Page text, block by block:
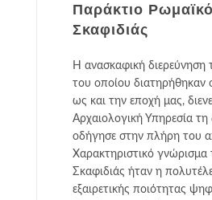
Παράκτιο
Σκαφιδιάς
Η ανασκαφική διερεύνηση
του οποίου διατηρήθηκαν
ως και την εποχή μας,
Αρχαιολογική Υπηρεσία τη
οδήγησε στην πλήρη του
Χαρακτηριστικό
Σκαφιδιάς ήταν η
εξαιρετικής ποιότητας